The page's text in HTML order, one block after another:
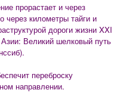
прорастает и через
километры тайги и
дороги жизни XXI
Великий шелковый путь
переброску
направлении.